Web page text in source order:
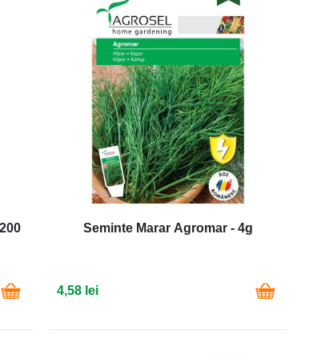
Seminte Marar Agromar - 4g
4,58 lei